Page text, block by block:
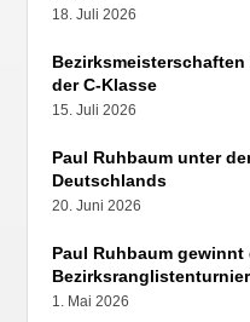
18. Juli 2026
der C-Klasse
15. Juli 2026
Paul Ruhbaum unter
Deutschlands
20. Juni 2026
Paul Ruhbaum gewinnt
1. Mai 2026